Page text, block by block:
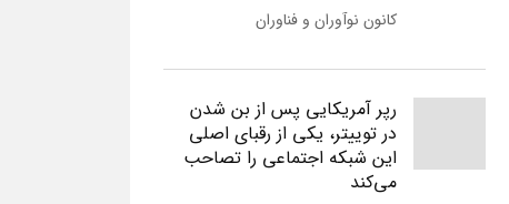
کانون نوآوران و فناوران
رپر آمریکایی پس از بن شدن
در توییتر، یکی از رقبای اصلی
این شبکه اجتماعی را تصاحب
می‌کند